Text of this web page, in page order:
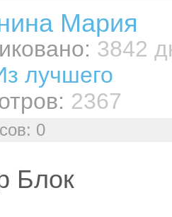
Мария
3842
лучшего
2367
0
Блок